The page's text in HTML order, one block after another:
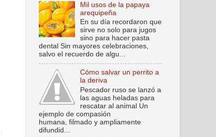
Mil usos de la papaya
arequipeña
En su día recordaron que
sirve no solo para jugos
sino para hacer pasta
dental Sin mayores celebraciones,
salvo el recuerdo de algu...
Cómo salvar un perrito a
la deriva
Pescador ruso se lanzó a
las aguas heladas para
rescatar al animal Un
ejemplo de compasión
humana, filmado y ampliamente
difundid...